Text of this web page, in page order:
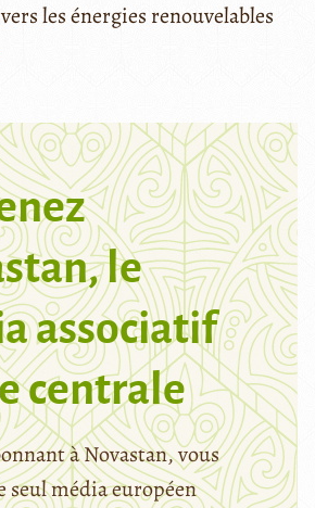
les énergies renouvelables
le
associatif
centrale
à Novastan, vous
seul média européen